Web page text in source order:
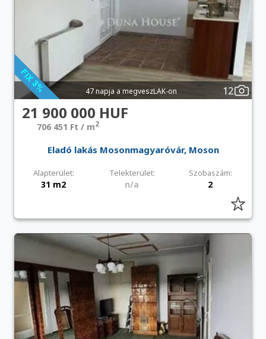
47 napja a megveszLAK-on 12
21 900 000 HUF
706 451 Ft / m2
Eladó lakás Mosonmagyaróvár, Moson
Alapterület: Telekterület: Szobaszám:
31 m2 n/a 2